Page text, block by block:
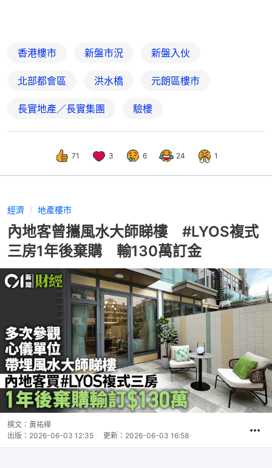
香港樓市 新盤市況 新盤入伙
北部都會區 洪水橋 元朗區樓市
長實地產／長實集團 驗樓
71 3 6 24 1
經濟 地產樓市
內地客曾攜風水大師睇樓 #LYOS複式
三房1年後棄購 輸130萬訂金
撰文： 黃祐樺
出版： 2026-06-03 12:35 更新： 2026-06-03 16:58